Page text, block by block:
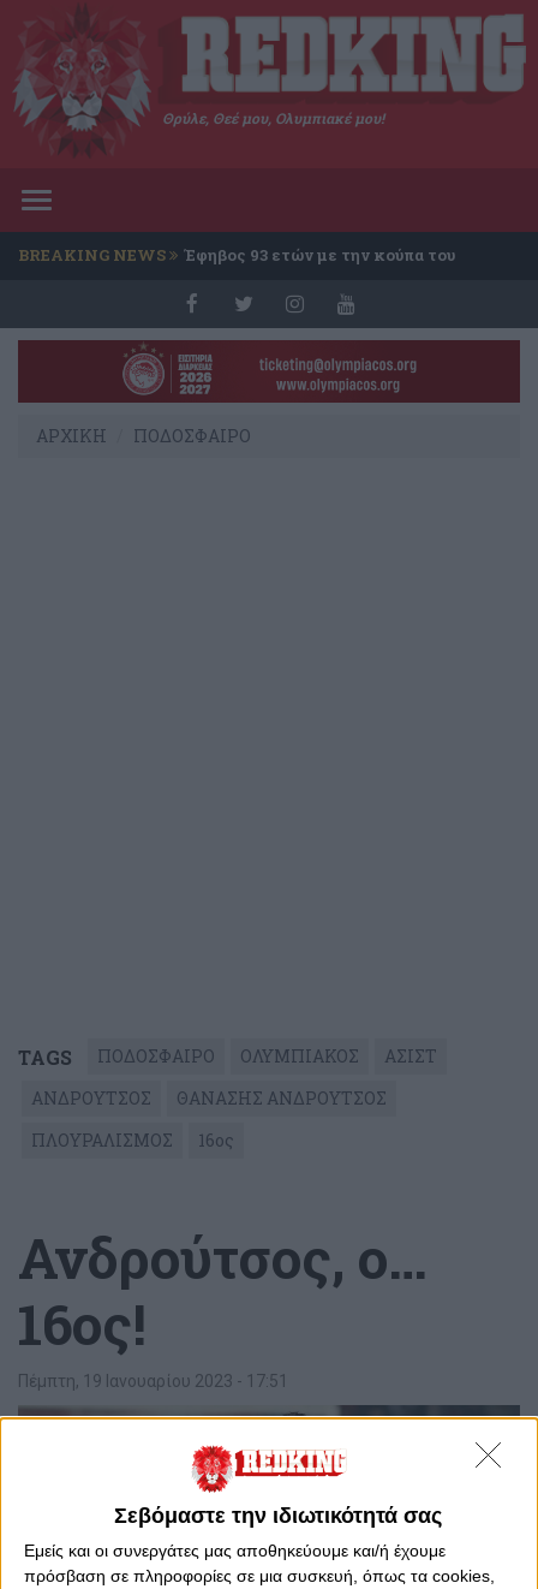
Σεβόμαστε την ιδιωτικότητά σας
Εμείς και οι συνεργάτες μας αποθηκεύουμε και/ή έχουμε
πρόσβαση σε πληροφορίες σε μια συσκευή, όπως τα cookies,
Θρύλε, Θεέ μου, Ολυμπιακέ μου!
Toggle
BREAKING NEWS Έφηβος 93 ετών με την κούπα του
ΑΡΧΙΚΗ ΠΟΔΟΣΦΑΙΡΟ
TAGS ΠΟΔΟΣΦΑΙΡΟ ΟΛΥΜΠΙΑΚΟΣ
ΑΣΙΣΤ
ΑΝΔΡΟΥΤΣΟΣ
ΘΑΝΑΣΗΣ ΑΝΔΡΟΥΤΣΟΣ
ΠΛΟΥΡΑΛΙΣΜΟΣ
16ος
Ανδρούτσος, ο…
16ος!
Πέμπτη, 19 Ιανουαρίου 2023 - 17:51